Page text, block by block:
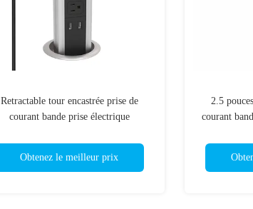
Retractable tour encastrée prise de
courant bande prise électrique
Obtenez le meilleur prix
2.5
courant